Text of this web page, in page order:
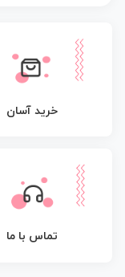
خرید آسان
تماس با ما